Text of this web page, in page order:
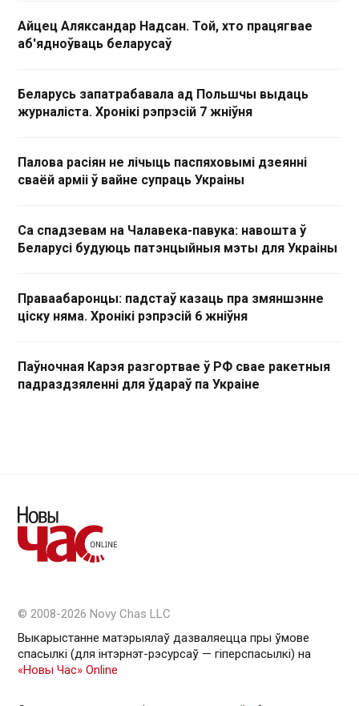
Айцец Аляксандар Надсан. Той, хто працягвае
аб'ядноўваць беларусаў
Беларусь запатрабавала ад Польшчы выдаць
журналіста. Хронікі рэпрэсій 7 жніўня
Палова расіян не лічыць паспяховымі дзеянні
сваёй арміі ў вайне супраць Украіны
Са спадзевам на Чалавека-павука: навошта ў
Беларусі будуюць патэнцыйныя мэты для Украіны
Праваабаронцы: падстаў казаць пра змяншэнне
ціску няма. Хронікі рэпрэсій 6 жніўня
Паўночная Карэя разгортвае ў РФ свае ракетныя
падраздзяленні для ўдараў па Украіне
© 2008-2026 Novy Chas LLC
Выкарыстанне матэрыялаў дазваляецца пры ўмове
спасылкі (для інтэрнэт-рэсурсаў — гiперспасылкi) на
«Новы Час» Online